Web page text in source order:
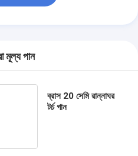
মূল্য পান
ব্রাস 20 সেমি রান্নাঘর
টর্চ গান